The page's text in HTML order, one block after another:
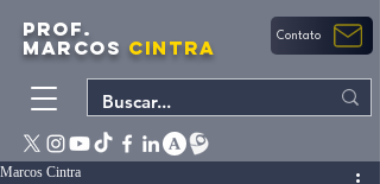
PROF.
MARCOS CINTRA Contato
Marcos Cintra